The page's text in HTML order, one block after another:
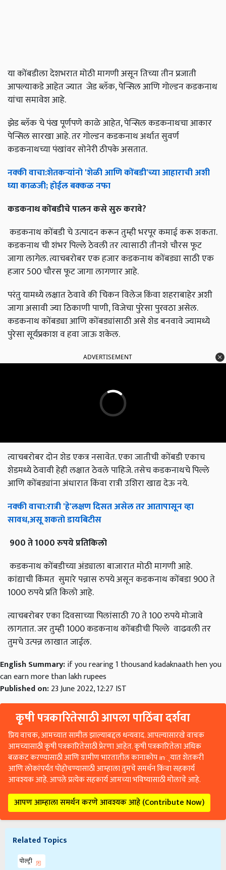
या कोंबडीला देशभरात मोठी मागणी असून तिच्या तीन प्रजाती
आपल्याकडे आहेत ज्यात जेड ब्लॅक, पेन्सिल आणि गोल्डन कडकनाथ
यांचा समावेश आहे.
झेड ब्लॅक चे पंख पूर्णपणे काळे आहेत, पेन्सिल कडकनाथचा आकार
पेन्सिल सारखा आहे. तर गोल्डन कडकनाथ अर्थात सुवर्ण
कडकनाथच्या पंखांवर सोनेरी ठीपके असतात.
नक्कीवाचा:शेतकऱ्यांनो'शेळीआणिकोंबडी'च्याआहाराचीअशी
घ्याकाळजी;होईलबक्कळनफा
कडकनाथकोंबडीचेपालनकसेसुरुकरावे?
कडकनाथ कोंबडी चे उत्पादन करून तुम्ही भरपूर कमाई करू शकता.
कडकनाथ ची शंभर पिल्ले ठेवली तर त्यासाठी तीनशे चौरस फूट
जागा लागेल. त्याचबरोबर एक हजार कडकनाथ कोंबड्या साठी एक
हजार 500 चौरस फूट जागा लागणार आहे.
परंतु यामध्ये लक्षात ठेवावे की चिकन विलेज किंवा शहराबाहेर अशी
जागा असावी ज्या ठिकाणी पाणी, विजेचा पुरेसा पुरवठा असेल.
कडकनाथ कोंबड्या आणि कोंबड्यांसाठी असे शेड बनवावे ज्यामध्ये
पुरेसा सूर्यप्रकाश व हवा जाऊ शकेल.
ADVERTISEMENT
त्याचबरोबर दोन शेड एकत्र नसावेत. एका जातीची कोंबडी एकाच
शेडमध्ये ठेवावी हेही लक्षात ठेवले पाहिजे. तसेच कडकनाथचे पिल्ले
आणि कोंबड्यांना अंधारात किंवा रात्री उशिरा खाद्य देऊ नये.
नक्कीवाचा:रात्री'हे'लक्षणदिसतअसेलतरआतापासूनव्हा
सावध,असूशकतोडायबिटीस
900ते1000रुपयेप्रतिकिलो
कडकनाथ कोंबडीच्या अंड्याला बाजारात मोठी मागणी आहे.
कांद्याची किंमत सुमारे पन्नास रुपये असून कडकनाथ कोंबडा 900 ते
1000 रुपये प्रति किलो आहे.
त्याचबरोबर एका दिवसाच्या पिलांसाठी 70 ते 100 रुपये मोजावे
लागतात. जर तुम्ही 1000 कडकनाथ कोंबडीची पिल्ले वाढवली तर
तुमचे उत्पन्न लाखात जाईल.
English Summary:if you rearing 1 thousand kadaknaath hen you
can earn more than lakh rupees
Published on:23 June 2022, 12:27 IST
कृषी पत्रकारितेसाठी आपला पाठिंबा दर्शवा
प्रिय वाचक, आमच्यात सामील झाल्याबद्दल धन्यवाद. आपल्यासारखे वाचक
आमच्यासाठी कृषी पत्रकारितेसाठी प्रेरणा आहेत. कृषी पत्रकारितेला अधिक
बळकट करण्यासाठी आणि ग्रामीण भारतातील कानाकोप in्यात शेतकरी
आणि लोकांपर्यंत पोहोचण्यासाठी आम्हाला तुमचे समर्थन किंवा सहकार्य
आवश्यक आहे. आपले प्रत्येक सहकार्य आमच्या भविष्यासाठी मोलाचे आहे.
आपण आम्हाला समर्थन करणे आवश्यक आहे (Contribute Now)
Related Topics
पोल्ट्री